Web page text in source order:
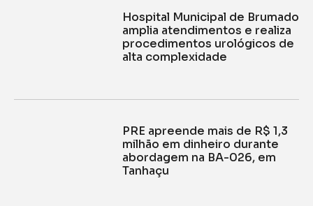
Hospital Municipal de Brumado
amplia atendimentos e realiza
procedimentos urológicos de
alta complexidade
PRE apreende mais de R$ 1,3
milhão em dinheiro durante
abordagem na BA-026, em
Tanhaçu